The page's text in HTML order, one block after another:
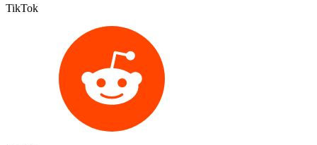
TikTok